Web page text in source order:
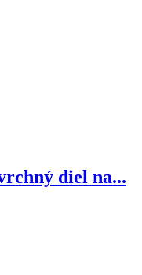
diel na...